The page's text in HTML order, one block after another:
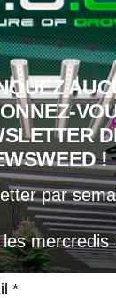
!
par
mercredis